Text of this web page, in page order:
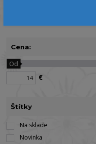
Cena:
€
Od
Štítky
Na sklade
Novinka